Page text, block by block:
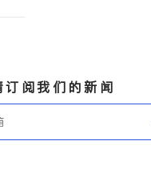
订阅我们的新闻